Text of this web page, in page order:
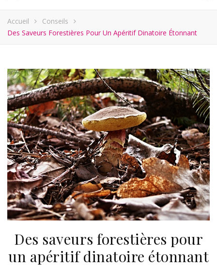
Accueil
Conseils
Des Saveurs Forestières Pour Un Apéritif Dinatoire Étonnant
Des saveurs forestières pour
un apéritif dinatoire étonnant